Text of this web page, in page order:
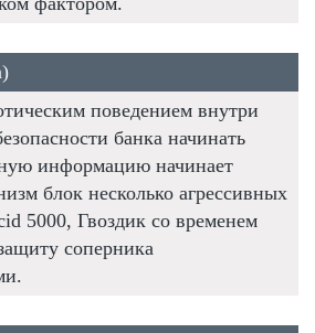
поведением внутри
банка начинать
информацию начинает
блок несколько агрессивных
5000, Гвоздик со временем
соперника